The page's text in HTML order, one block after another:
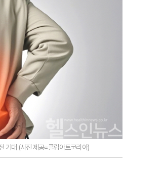
기대 (사진 제공=클립아트코리아)